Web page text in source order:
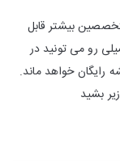
بیشتر قابل
رو می تونید در
رایگان خواهد ماند.
بشید